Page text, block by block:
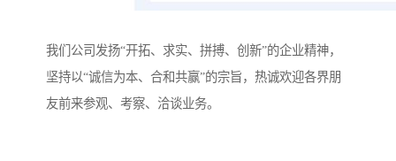
我们公司发扬“开拓、求实、拼搏、创新”的企业精神，
坚持以“诚信为本、合和共赢”的宗旨，热诚欢迎各界朋
友前来参观、考察、洽谈业务。